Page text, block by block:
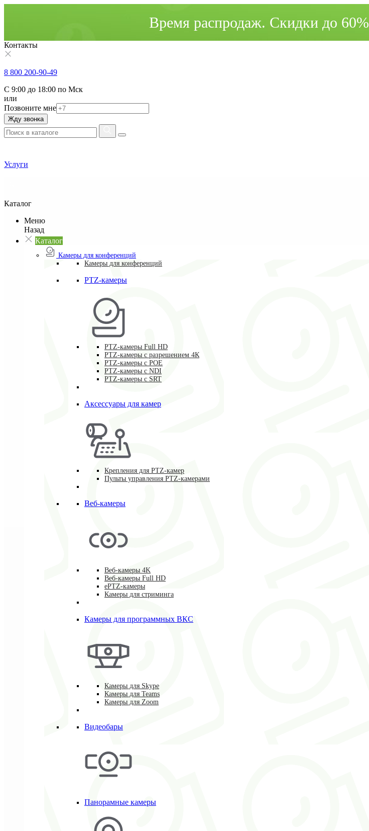
Время распродаж. Cкидки до 60%
Контакты
8 800 200-90-49
С 9:00 до 18:00 по Мск
или
Позвоните мне
Жду звонка
Услуги
Каталог
Меню
Назад
Каталог
Камеры для конференций
Камеры для конференций
PTZ-камеры
PTZ-камеры Full HD
PTZ-камеры с разрешением 4К
PTZ-камеры с POE
PTZ-камеры c NDI
PTZ-камеры с SRT
Аксессуары для камер
Крепления для PTZ-камер
Пульты управления PTZ-камерами
Веб-камеры
Веб-камеры 4K
Веб-камеры Full HD
ePTZ-камеры
Камеры для стриминга
Камеры для программных ВКС
Камеры для Skype
Камеры для Teams
Камеры для Zoom
Видеобары
Панорамные камеры